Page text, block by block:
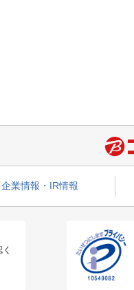
企業情報・IR情報